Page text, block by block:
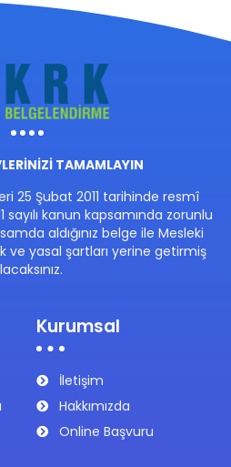
TAMAMLAYIN
25 Şubat 2011 tarihinde resmî
sayılı kanun kapsamında zorunlu
aldığınız belge ile Mesleki
ve yasal şartları yerine getirmiş
Kurumsal
İletişim
Hakkımızda
Online Başvuru